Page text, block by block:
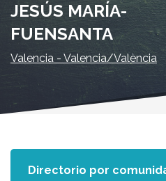
JESÚS MARÍA-
FUENSANTA
Valencia - Valencia/València